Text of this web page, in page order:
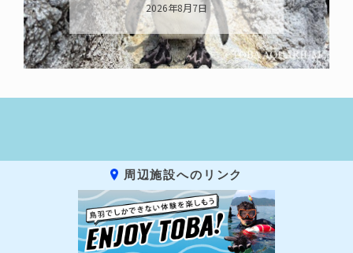
2026年8月7日
周辺施設へのリンク